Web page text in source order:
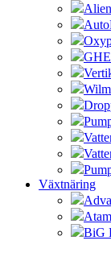
Växtnäring
BiG